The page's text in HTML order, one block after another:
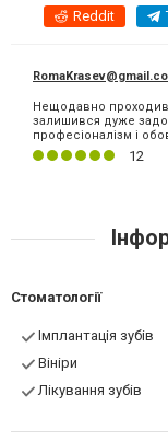
Reddit
Нещодавно проходив
залишився дуже
професіоналізм і
12
Стоматології
Імплантація зубів
Вініри
Лікування зубів